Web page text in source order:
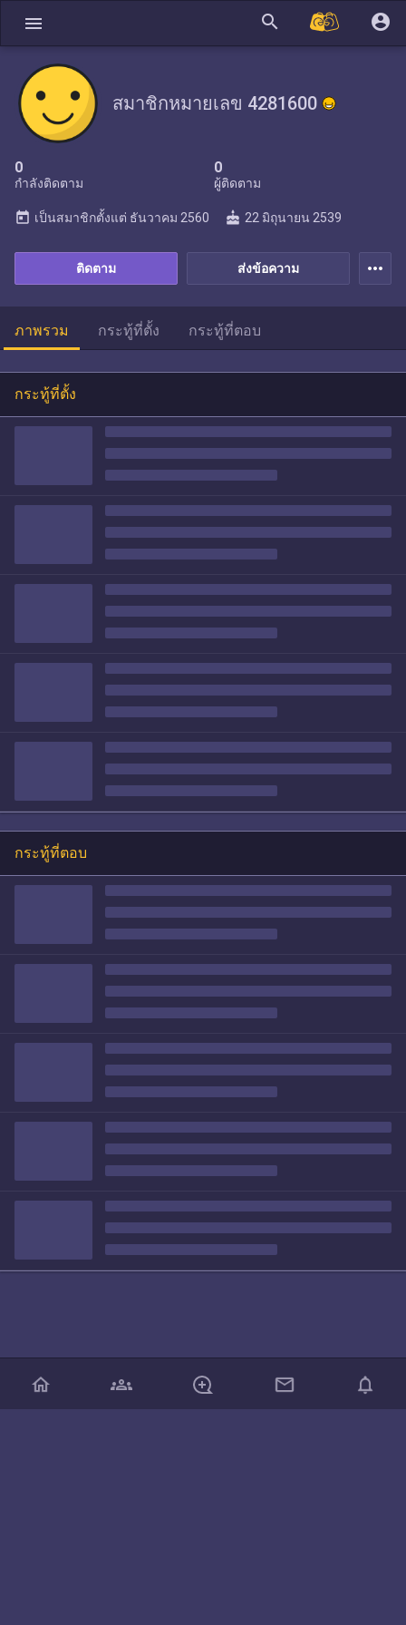
menu search account_circle
สมาชิกหมายเลข 4281600
0
กำลังติดตาม
0
ผู้ติดตาม
ส่งข้อความ
ติดตาม
today เป็นสมาชิกตั้งแต่ ธันวาคม 2560 cake 22 มิถุนายน 2539
more_horiz
ภาพรวม กระทู้ที่ตั้ง กระทู้ที่ตอบ
กระทู้ที่ตั้ง
กระทู้ที่ตอบ